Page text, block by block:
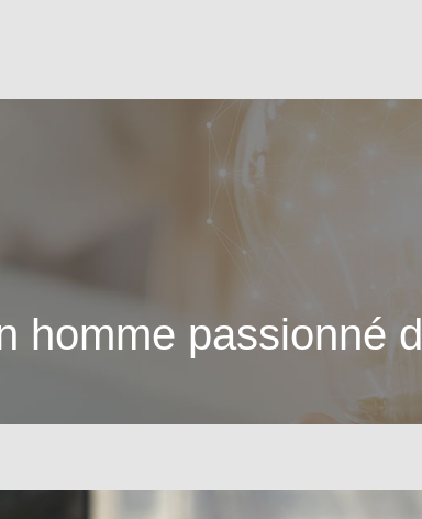
homme passionné